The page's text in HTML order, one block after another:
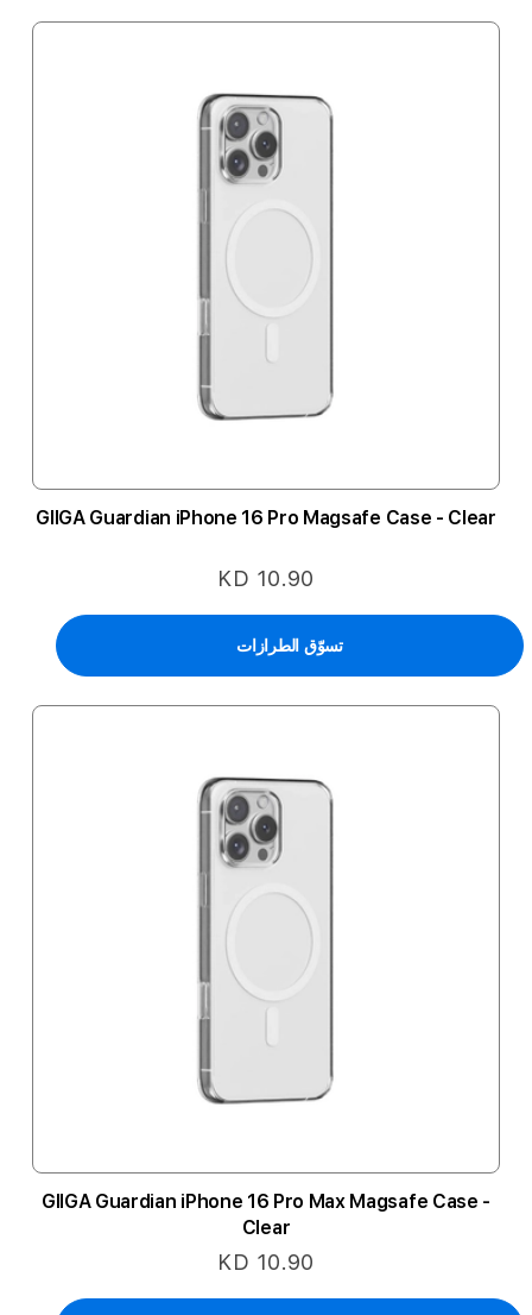
GIIGA Guardian iPhone 16 Pro Magsafe Case - Clear
KD 10.90
تسوّق الطرازات
GIIGA Guardian iPhone 16 Pro Max Magsafe Case -
Clear
KD 10.90